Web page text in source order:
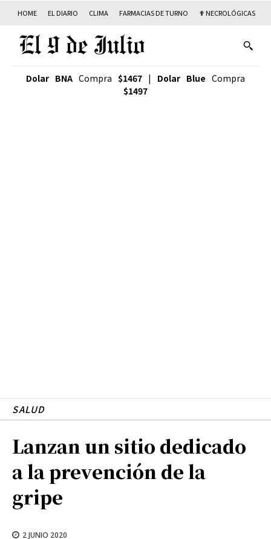
HOME EL DIARIO CLIMA FARMACIAS DE TURNO ✟ NECROLÓGICAS
Dolar BNA Compra $1467 | Dolar Blue Compra
$1497
SALUD
Lanzan un sitio dedicado
a la prevención de la
gripe
2 JUNIO 2020